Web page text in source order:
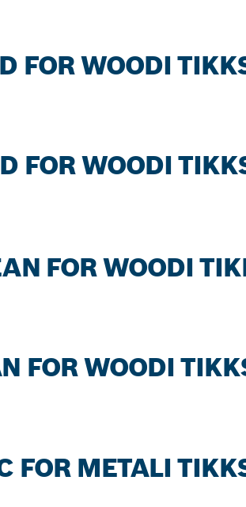
FOR WOODI
FOR WOODI
FOR WOODI
FOR WOODI
FOR METALI